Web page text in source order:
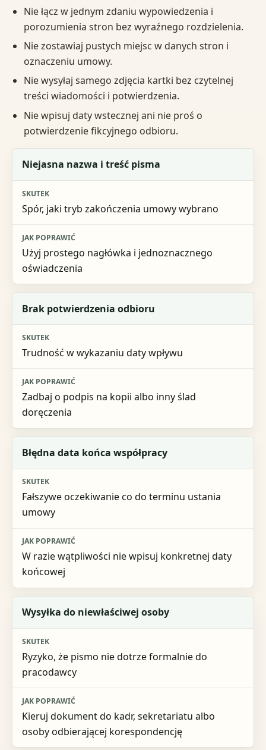
Nie łącz w jednym zdaniu wypowiedzenia i
porozumienia stron bez wyraźnego rozdzielenia.
Nie zostawiaj pustych miejsc w danych stron i
oznaczeniu umowy.
Nie wysyłaj samego zdjęcia kartki bez czytelnej
treści wiadomości i potwierdzenia.
Nie wpisuj daty wstecznej ani nie proś o
potwierdzenie fikcyjnego odbioru.
Błąd
Skutek
Jak poprawić
Niejasna nazwa i treść pisma
Spór, jaki tryb zakończenia umowy wybrano
Użyj prostego nagłówka i jednoznacznego
oświadczenia
Brak potwierdzenia odbioru
Trudność w wykazaniu daty wpływu
Zadbaj o podpis na kopii albo inny ślad
doręczenia
Błędna data końca współpracy
Fałszywe oczekiwanie co do terminu ustania
umowy
W razie wątpliwości nie wpisuj konkretnej daty
końcowej
Wysyłka do niewłaściwej osoby
Ryzyko, że pismo nie dotrze formalnie do
pracodawcy
Kieruj dokument do kadr, sekretariatu albo
osoby odbierającej korespondencję